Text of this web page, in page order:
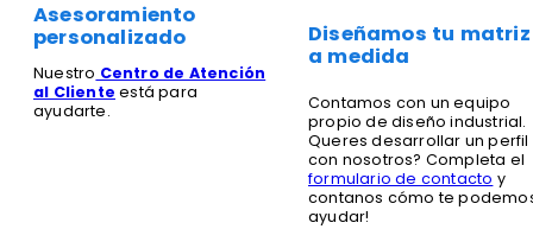
Asesoramiento
personalizado
Nuestro Centro de Atención
al Cliente está para
ayudarte.
Diseñamos tu matriz
a medida
Contamos con un equipo
propio de diseño industrial.
Queres desarrollar un perfil
con nosotros? Completa el
formulario de contacto y
contanos cómo te
ayudar!